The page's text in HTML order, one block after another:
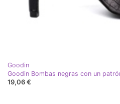
Goodin
Goodin Bombas negras con un
19,06 €